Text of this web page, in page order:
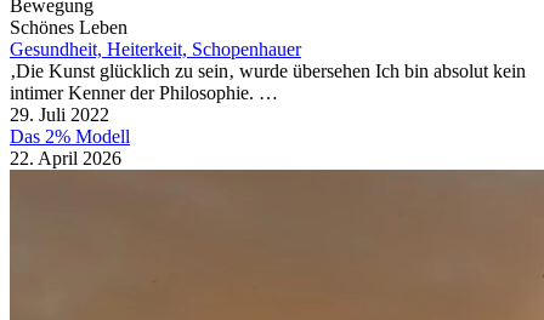
Bewegung
Schönes Leben
Gesundheit, Heiterkeit, Schopenhauer
‚Die Kunst glücklich zu sein‚ wurde übersehen Ich bin absolut kein
intimer Kenner der Philosophie. …
29. Juli 2022
Das 2% Modell
22. April 2026